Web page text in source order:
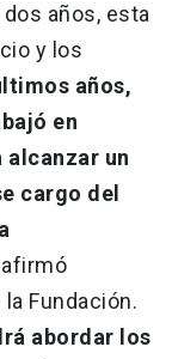
años, esta
y los
años,
en
un
cargo del
afirmó
Fundación.
abordar los